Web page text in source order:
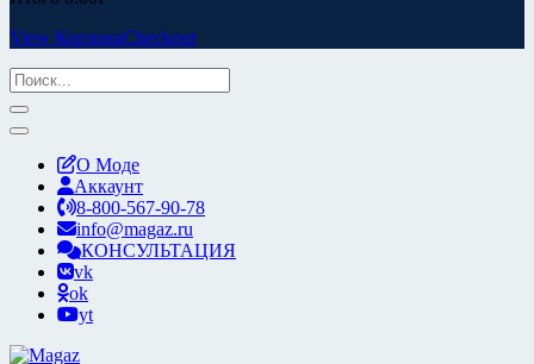
View КорзинаCheckout
О Моде
Аккаунт
8-800-567-90-78
info@magaz.ru
КОНСУЛЬТАЦИЯ
vk
ok
yt